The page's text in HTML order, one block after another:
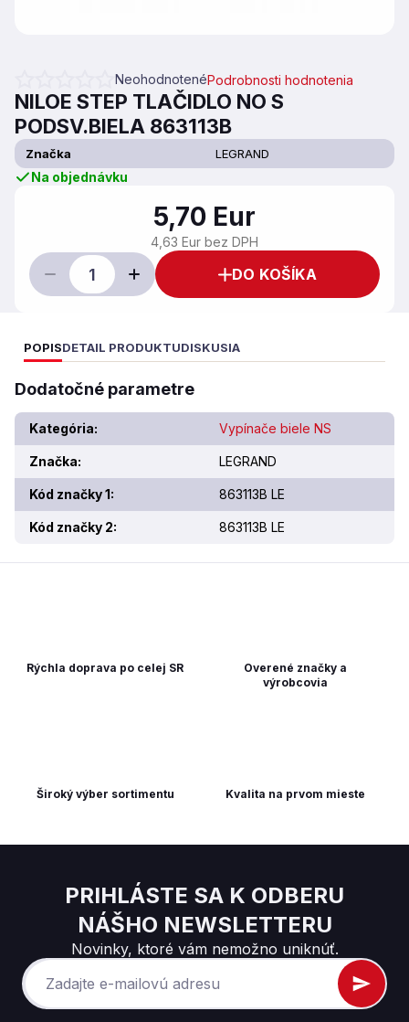
Priemerné hodnotenie produktu je 0,0 z 5 hviezdičiek.
NeohodnotenéPodrobnosti hodnotenia
NILOE STEP TLAČIDLO NO S
PODSV.BIELA 863113B
Značka LEGRAND
Na objednávku
5,70 Eur
4,63 Eur bez DPH
DO KOŠÍKA
POPISDETAIL PRODUKTUDISKUSIA
Dodatočné parametre
Kategória: Vypínače biele NS
Značka: LEGRAND
Kód značky 1: 863113B LE
Kód značky 2: 863113B LE
Kvalita na prvom mieste
Overené značky a
výrobcovia
Rýchla doprava po celej SR
Široký výber sortimentu
PRIHLÁSTE SA K ODBERU
NÁŠHO NEWSLETTERU
Novinky, ktoré vám nemožno uniknúť.